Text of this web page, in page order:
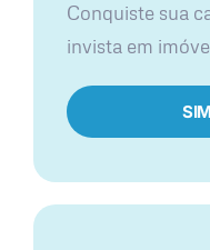
Conquiste sua
invista em